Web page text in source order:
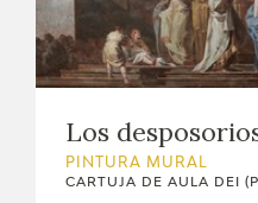
Los
PINTURA MURAL
CARTUJA DE AULA DEI